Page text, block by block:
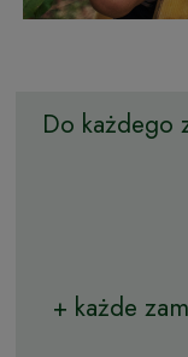
Do każdego
+ każde